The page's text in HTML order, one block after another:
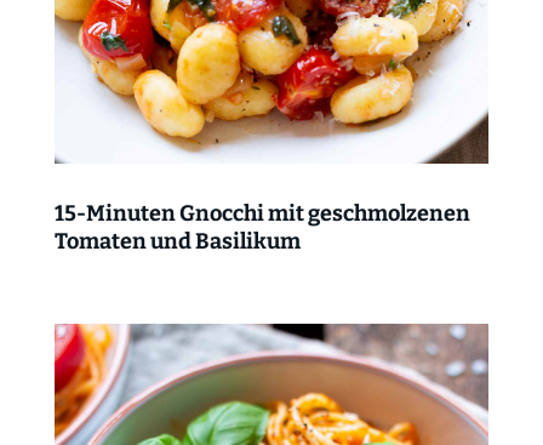
15-Minuten Gnocchi mit geschmolzenen
Tomaten und Basilikum